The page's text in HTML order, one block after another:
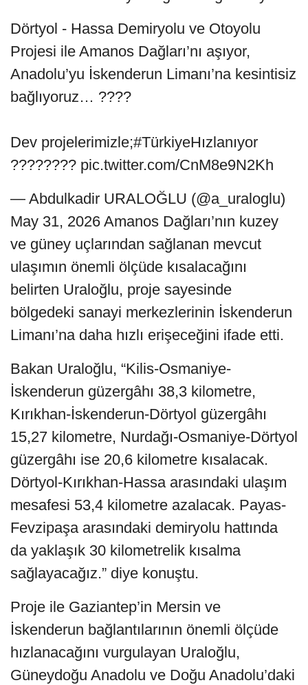
Dörtyol - Hassa Demiryolu ve Otoyolu
Projesi ile Amanos Dağları’nı aşıyor,
Anadolu’yu İskenderun Limanı’na kesintisiz
bağlıyoruz… ????
Dev projelerimizle;#TürkiyeHızlanıyor
???????? pic.twitter.com/CnM8e9N2Kh
— Abdulkadir URALOĞLU (@a_uraloglu)
May 31, 2026 Amanos Dağları’nın kuzey
ve güney uçlarından sağlanan mevcut
ulaşımın önemli ölçüde kısalacağını
belirten Uraloğlu, proje sayesinde
bölgedeki sanayi merkezlerinin İskenderun
Limanı’na daha hızlı erişeceğini ifade etti.
Bakan Uraloğlu, “Kilis-Osmaniye-
İskenderun güzergâhı 38,3 kilometre,
Kırıkhan-İskenderun-Dörtyol güzergâhı
15,27 kilometre, Nurdağı-Osmaniye-Dörtyol
güzergâhı ise 20,6 kilometre kısalacak.
Dörtyol-Kırıkhan-Hassa arasındaki ulaşım
mesafesi 53,4 kilometre azalacak. Payas-
Fevzipaşa arasındaki demiryolu hattında
da yaklaşık 30 kilometrelik kısalma
sağlayacağız.” diye konuştu.
Proje ile Gaziantep’in Mersin ve
İskenderun bağlantılarının önemli ölçüde
hızlanacağını vurgulayan Uraloğlu,
Güneydoğu Anadolu ve Doğu Anadolu’daki